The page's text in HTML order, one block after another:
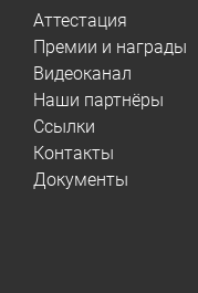
Аттестация
Премии и награды
Видеоканал
Наши партнёры
Ссылки
Контакты
Документы